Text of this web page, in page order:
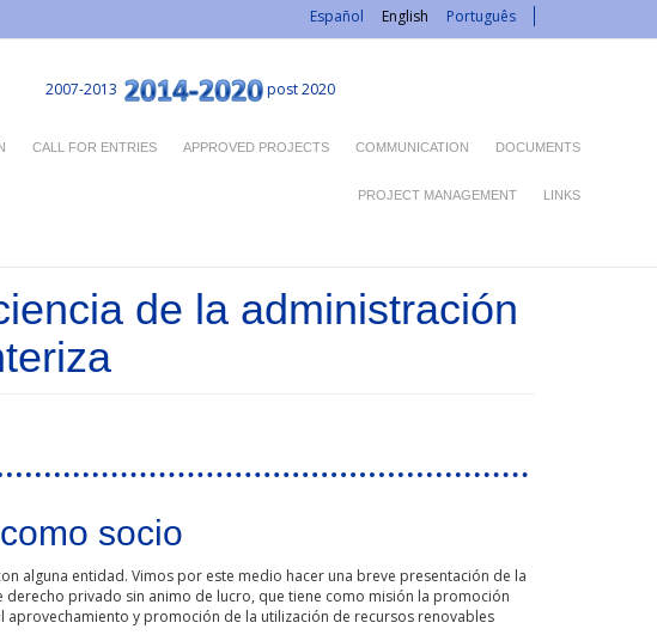
Español English Português
CALL FOR ENTRIES APPROVED PROJECTS COMMUNICATION DOCUMENTS
PROJECT MANAGEMENT LINKS
2007-2013 post 2020
de la administración
socio
alguna entidad. Vimos por este medio hacer una breve presentación de la
derecho privado sin animo de lucro, que tiene como misión la promoción
aprovechamiento y promoción de la utilización de recursos renovables